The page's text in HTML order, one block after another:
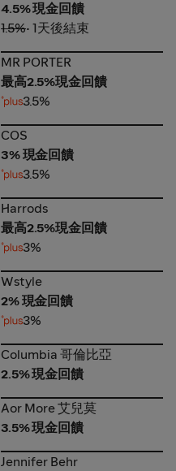
4.5% 現金回饋
1.5%• 1天後結束
MR PORTER
MR PORTER
最高2.5%現金回饋
3.5%
COS
COS
3% 現金回饋
3.5%
Harrods
Harrods
最高2.5%現金回饋
3%
Wstyle
Wstyle
2% 現金回饋
3%
Columbia 哥倫比亞
Columbia 哥倫比亞
2.5% 現金回饋
Aor More 艾兒莫
Aor More 艾兒莫
3.5% 現金回饋
Jennifer Behr
Jennifer Behr